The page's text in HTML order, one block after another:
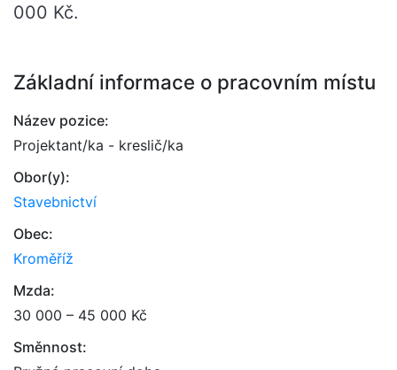
000 Kč.
Základní informace o pracovním místu
Název pozice:
Projektant/ka - kreslič/ka
Obor(y):
Stavebnictví
Obec:
Kroměříž
Mzda:
30 000 – 45 000 Kč
Směnnost: